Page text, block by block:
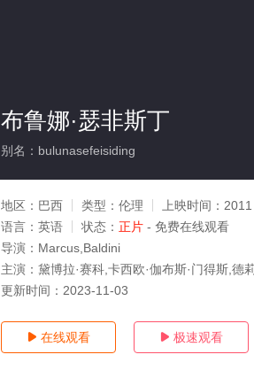
布鲁娜·瑟非斯丁
别名：bulunasefeisiding
地区： 巴西 类型： 伦理 上映时间： 2011
语言： 英语 状态： 正片 - 免费在线观看
导演： Marcus,Baldini
主演： 黛博拉·赛科,卡西欧·伽布斯·门得斯,德
更新时间： 2023-11-03
 在线观看  极速观看